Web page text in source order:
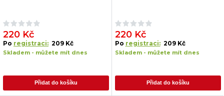
220 Kč
Po registraci: 209 Kč
Skladem - můžete mít dnes
Přidat do košíku
220 Kč
Po registraci: 209 Kč
Skladem - můžete mít dnes
Přidat do košíku